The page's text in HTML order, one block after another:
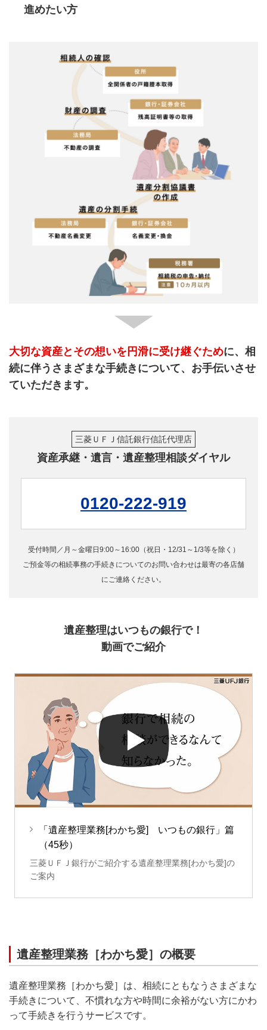
進めたい方
大切な資産とその想いを円滑に受け継ぐために、相
続に伴うさまざまな手続きについて、お手伝いさせ
ていただきます。
三菱ＵＦＪ信託銀行信託代理店
資産承継・遺言・遺産整理相談ダイヤル
0120-222-919
受付時間／月～金曜日9:00～16:00（祝日・12/31～1/3等を除く）
ご預金等の相続事務の手続きについてのお問い合わせは最寄の各店舗
にご連絡ください。
遺産整理はいつもの銀行で！
動画でご紹介
「遺産整理業務[わかち愛] いつもの銀行」篇
（45秒）
三菱ＵＦＪ銀行がご紹介する遺産整理業務[わかち愛]の
ご案内
遺産整理業務［わかち愛］の概要
遺産整理業務［わかち愛］は、相続にともなうさまざまな
手続きについて、不慣れな方や時間に余裕がない方にかわ
って手続きを行うサービスです。